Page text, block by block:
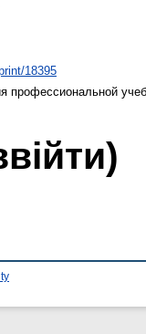
18395
профессиональной